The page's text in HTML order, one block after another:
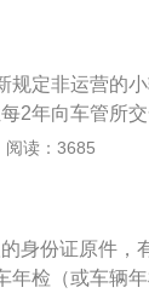
厅归还车钥匙
京办的的车险
检的话一个多
：身份证，行
。不需要异地
规定非运营的
2年向车管所
请领取检验合
主选择检验机
检的车辆开设
检测，然后持
阅读：3685
身份证原件，
年检（或车辆